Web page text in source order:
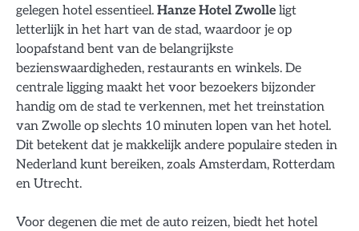
gelegen hotel essentieel. Hanze Hotel Zwolle ligt
letterlijk in het hart van de stad, waardoor je op
loopafstand bent van de belangrijkste
bezienswaardigheden, restaurants en winkels. De
centrale ligging maakt het voor bezoekers bijzonder
handig om de stad te verkennen, met het treinstation
van Zwolle op slechts 10 minuten lopen van het hotel.
Dit betekent dat je makkelijk andere populaire steden in
Nederland kunt bereiken, zoals Amsterdam, Rotterdam
en Utrecht.
Voor degenen die met de auto reizen, biedt het hotel